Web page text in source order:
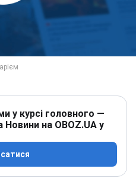
у курсі головного —
Новини на OBOZ.UA у